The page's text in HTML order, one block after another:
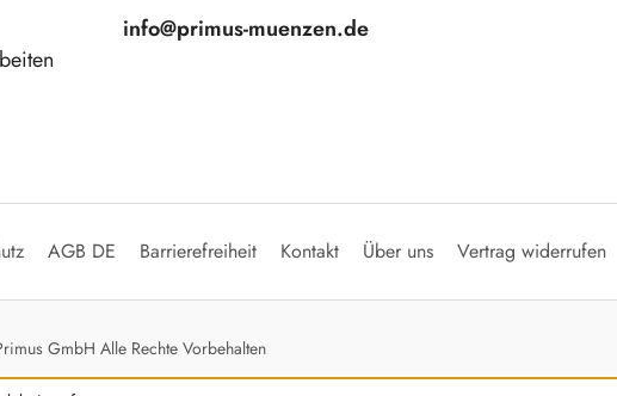
info@primus-muenzen.de
AGB DE Barrierefreiheit Kontakt Über uns Vertrag widerrufen
GmbH Alle Rechte Vorbehalten